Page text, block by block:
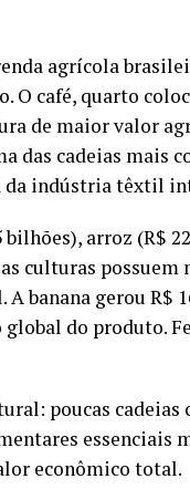
agrícola
O café, quarto
de maior valor
das cadeias mais
da indústria têxtil
arroz (R$
culturas
banana gerou R$
do produto.
poucas cadeias
essenciais
econômico total.